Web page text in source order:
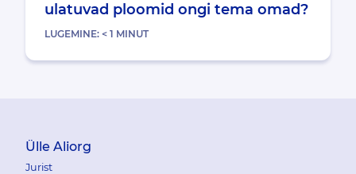
ulatuvad ploomid ongi tema omad?
LUGEMINE: < 1 MINUT
Ülle Aliorg
Jurist